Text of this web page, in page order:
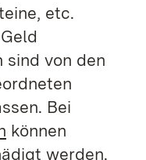
etc.
sind von den
Bei
können
werden.